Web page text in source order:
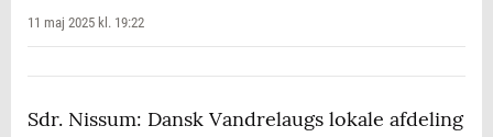
11 maj 2025 kl. 19:22
Sdr. Nissum: Dansk Vandrelaugs lokale afdeling